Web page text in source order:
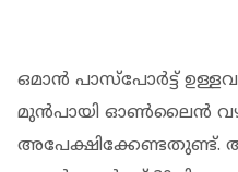
ഒമാൻ പാസ്‌പോർട്ട്
മുൻപായി ഓൺലൈൻ
അപേക്ഷിക്കേണ്ടതുണ്ട്.